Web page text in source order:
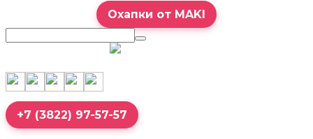
Охапки от MAKI
+7 (3822) 97-57-57